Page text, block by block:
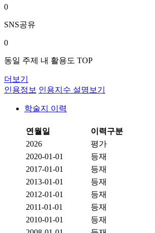
0
SNS공유
0
동일 주제 내 활용도 TOP
더보기
인용정보 인용지수 설명보기
학술지 이력
연월일
이력구분
2026
평가
2020-01-01
등재
2017-01-01
등재
2013-01-01
등재
2012-01-01
등재
2011-01-01
등재
2010-01-01
등재